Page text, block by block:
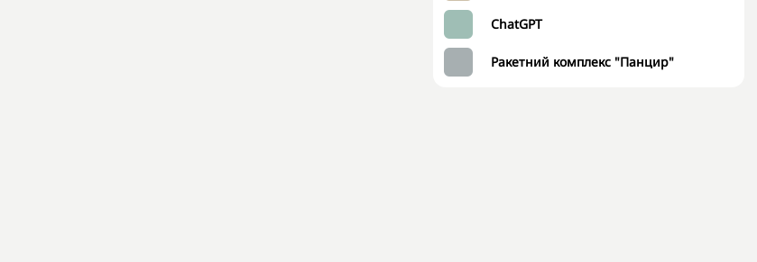
ChatGPT
Ракетний комплекс "Панцир"